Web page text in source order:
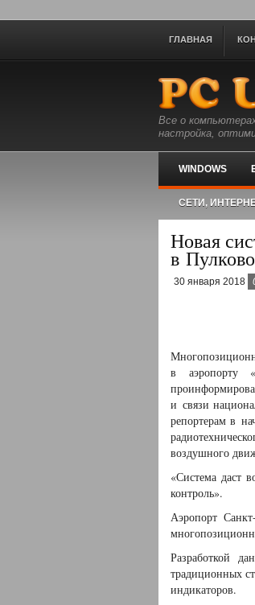
ГЛАВНАЯ
Все о
настройка,
WINDOWS
СЕТИ,
Новая
в Пулково
30 января 2018
в аэропорту
и связи
репортерам в
воздушного
«Система даст
контроль».
Аэропорт
Разработкой
традиционных
индикаторов.